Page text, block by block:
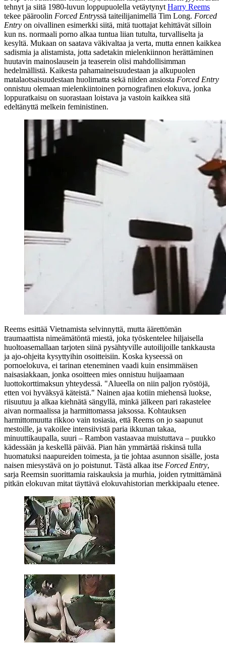
tehnyt ja siitä 1980‑luvun loppupuolella vetäytynyt Harry Reems
tekee pääroolin Forced Entryssä taiteilijanimellä Tim Long. Forced
Entry on oivallinen esimerkki siitä, mitä tuottajat kehittävät silloin
kun ns. normaali porno alkaa tuntua liian tutulta, turvalliselta ja
kesyltä. Mukaan on saatava väkivaltaa ja verta, mutta ennen kaikkea
sadismia ja alistamista, jotta sadetakin mielenkiinnon herättäminen
huutavin mainoslausein ja teaserein olisi mahdollisimman
hedelmällistä. Kaikesta pahamaineisuudestaan ja alkupuolen
matalaotsaisuudestaan huolimatta sekä niiden ansiosta Forced Entry
onnistuu olemaan mielenkiintoinen pornografinen elokuva, jonka
loppuratkaisu on suorastaan loistava ja vastoin kaikkea sitä
edeltänyttä melkein feministinen.
Reems esittää Vietnamista selvinnyttä, mutta äärettömän
traumaattista nimeämätöntä miestä, joka työskentelee hiljaisella
huoltoasemallaan tarjoten siinä pysähtyville autoilijoille tankkausta
ja ajo‑ohjeita kysyttyihin osoitteisiin. Koska kyseessä on
pornoelokuva, ei tarinan eteneminen vaadi kuin ensimmäisen
naisasiakkaan, jonka osoitteen mies onnistuu huijaamaan
luottokorttimaksun yhteydessä. "Alueella on niin paljon ryöstöjä,
etten voi hyväksyä käteistä." Nainen ajaa kotiin miehensä luokse,
riisuutuu ja alkaa kiehnätä sängyllä, minkä jälkeen pari rakastelee
aivan normaalissa ja harmittomassa jaksossa. Kohtauksen
harmittomuutta rikkoo vain tosiasia, että Reems on jo saapunut
mestoille, ja vakoilee intensiivistä paria ikkunan takaa,
minuuttikaupalla, suuri – Rambon vastaavaa muistuttava – puukko
kädessään ja keskellä päivää. Pian hän ymmärtää riskinsä tulla
huomatuksi naapureiden toimesta, ja tie johtaa asunnon sisälle, josta
naisen miesystävä on jo poistunut. Tästä alkaa itse Forced Entry,
sarja Reemsin suorittamia raiskauksia ja murhia, joiden rytmittämänä
pitkän elokuvan mitat täyttävä elokuvahistorian merkkipaalu etenee.